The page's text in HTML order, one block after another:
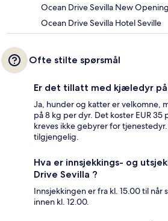
Ocean Drive Sevilla New Opening
Ocean Drive Sevilla Hotel Seville
Ofte stilte spørsmål
Er det tillatt med kjæledyr på
Ja, hunder og katter er velkomne,
på 8 kg per dyr. Det koster EUR
kreves ikke gebyrer for
tilgjengelig.
Hva er innsjekkings- og
Drive Sevilla ?
Innsjekkingen er fra kl. 15.00 til når
innen kl. 12.00.